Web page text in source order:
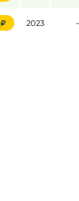
2023